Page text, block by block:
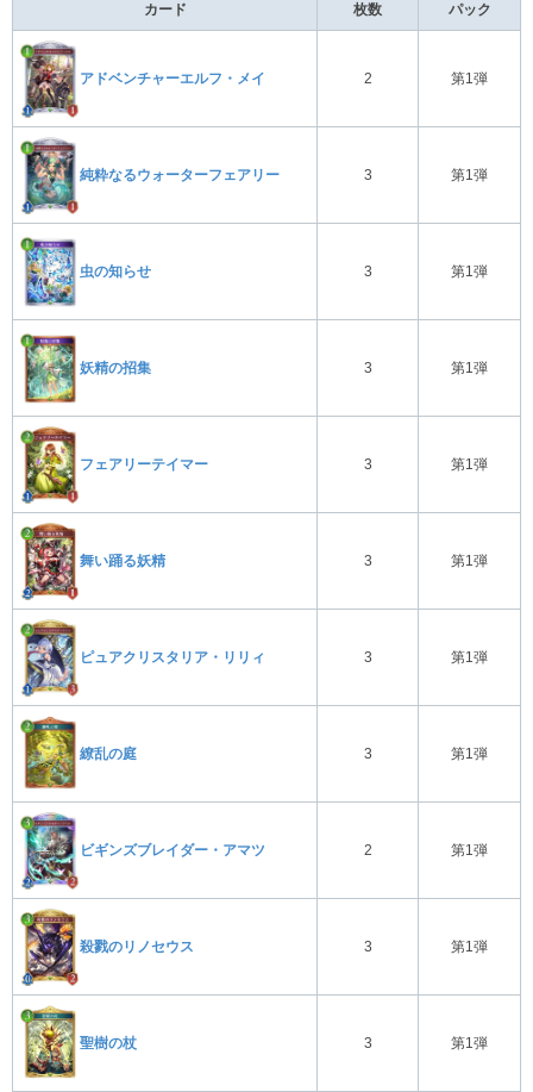
カード 枚数 パック
アドベンチャーエルフ・メイ 2 第1弾
純粋なるウォーターフェアリー 3 第1弾
虫の知らせ 3 第1弾
妖精の招集 3 第1弾
フェアリーテイマー 3 第1弾
舞い踊る妖精 3 第1弾
ピュアクリスタリア・リリィ 3 第1弾
繚乱の庭 3 第1弾
ビギンズブレイダー・アマツ 2 第1弾
殺戮のリノセウス 3 第1弾
聖樹の杖 3 第1弾